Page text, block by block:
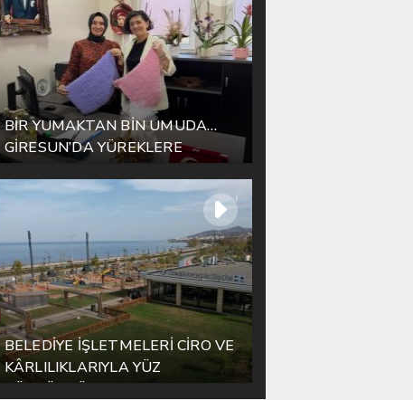
BİR YUMAKTAN BİN UMUDA…
GİRESUN’DA YÜREKLERE
DOKUNAN BULUŞMA
BELEDİYE İŞLETMELERİ CİRO VE
KÂRLILIKLARIYLA YÜZ
GÜLDÜRDÜ